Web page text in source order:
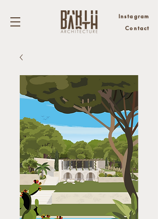
Instagram
Contact